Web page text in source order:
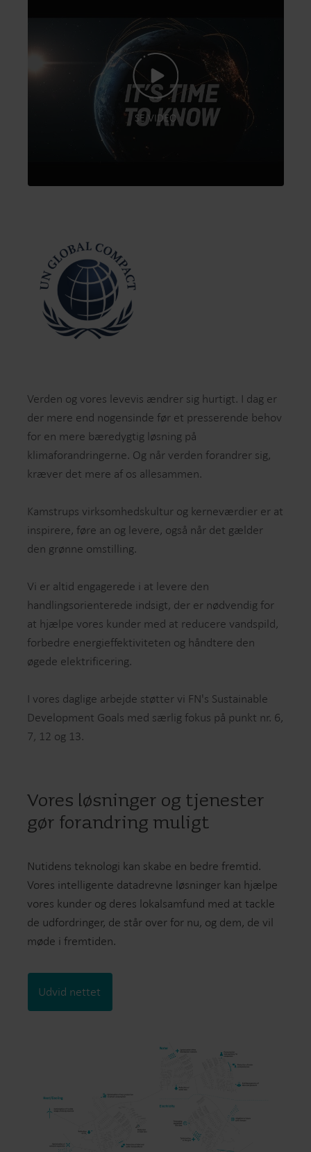
SE VIDEO
Verden og vores levevis ændrer sig hurtigt. I dag er
der mere end nogensinde før et presserende behov
for en mere bæredygtig løsning på
klimaforandringerne. Og når verden forandrer sig,
kræver det mere af os allesammen.
Kamstrups virksomhedskultur og kerneværdier er at
inspirere, føre an og levere, også når det gælder
den grønne omstilling.
Vi er altid engagerede i at levere den
handlingsorienterede indsigt, der er nødvendig for
at hjælpe vores kunder med at reducere vandspild,
forbedre energieffektiviteten og håndtere den
øgede elektrificering.
I vores daglige arbejde støtter vi FN's Sustainable
Development Goals med særlig fokus på punkt nr. 6,
7, 12 og 13.
Vores løsninger og tjenester
gør forandring muligt
Nutidens teknologi kan skabe en bedre fremtid.
Vores intelligente datadrevne løsninger kan hjælpe
vores kunder og deres lokalsamfund med at tackle
de udfordringer, de står over for nu, og dem, de vil
møde i fremtiden.
Udvid nettet